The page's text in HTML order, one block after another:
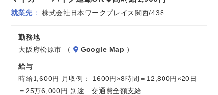
就業先 株式会社日本ワークプレイス関西/438
勤務地
大阪府松原市 （
Google Map ）
給与
時給1,600円 月収例： 1600円×8時間＝12,800円×20日
＝25万6,000円 別途 交通費全額支給